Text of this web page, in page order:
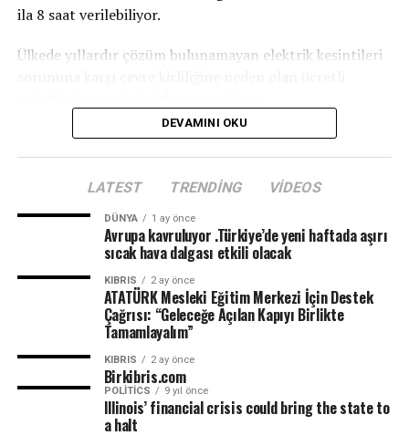
ila 8 saat verilebiliyor.
Ülkede yıllardır çözüm bulunamayan elektrik kesintileri
DEVAMINI OKU
LATEST TRENDING VIDEOS
DÜNYA 1 ay önce
Avrupa kavruluyor .Türkiye’de yeni haftada aşırı
sıcak hava dalgası etkili olacak
KIBRIS 2 ay önce
ATATÜRK Mesleki Eğitim Merkezi İçin Destek
Çağrısı: “Geleceğe Açılan Kapıyı Birlikte
Tamamlayalım”
KIBRIS 2 ay önce
Birkibris.com
POLITICS 9 yıl önce
Illinois’ financial crisis could bring the state to
a halt